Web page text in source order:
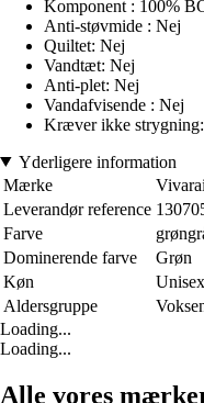
Komponent : 100%
Anti-støvmide : Nej
Quiltet: Nej
Vandtæt: Nej
Anti-plet: Nej
Vandafvisende : Nej
Kræver ikke
Yderligere information
Mærke
Leverandør reference
Farve
Dominerende farve
Grøn
Køn
Unisex
Aldersgruppe
Loading...
Loading...
Alle vores